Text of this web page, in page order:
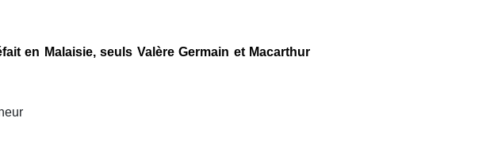
en Malaisie, seuls Valère Germain et Macarthur